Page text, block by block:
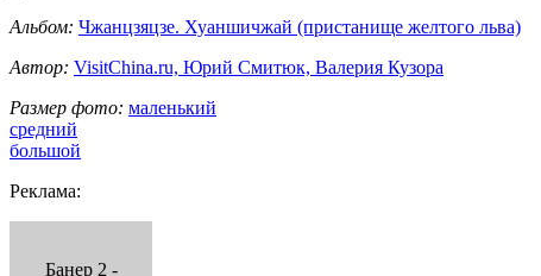
Альбом: Чжанцзяцзе. Хуаншичжай (пристанище желтого льва)
Автор: VisitChina.ru, Юрий Смитюк, Валерия Кузора
Размер фото: маленький
средний
большой
Реклама:
Банер 2 -